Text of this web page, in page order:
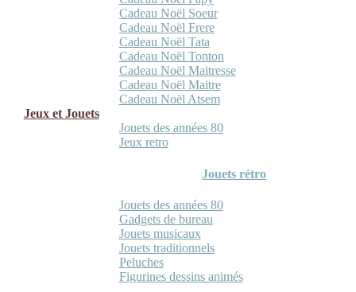
Cadeau Noël Soeur
Cadeau Noël Frere
Cadeau Noël Tata
Cadeau Noël Tonton
Cadeau Noël Maitresse
Cadeau Noël Maitre
Cadeau Noël Atsem
Jeux et Jouets
Jouets des années 80
Jeux retro
Jouets rétro
Jouets des années 80
Gadgets de bureau
Jouets musicaux
Jouets traditionnels
Peluches
Figurines dessins animés